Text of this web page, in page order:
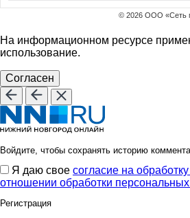
© 2026 ООО «Сеть
На информационном ресурсе
использование.
Согласен
Войдите, чтобы сохранять историю
Я даю свое согласие на
отношении обработки
Регистрация